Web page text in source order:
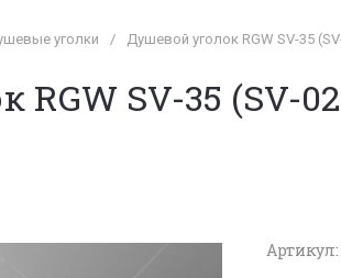
уголки / Душевой уголок RGW SV-35
SV-35 (SV-02
Артикул: